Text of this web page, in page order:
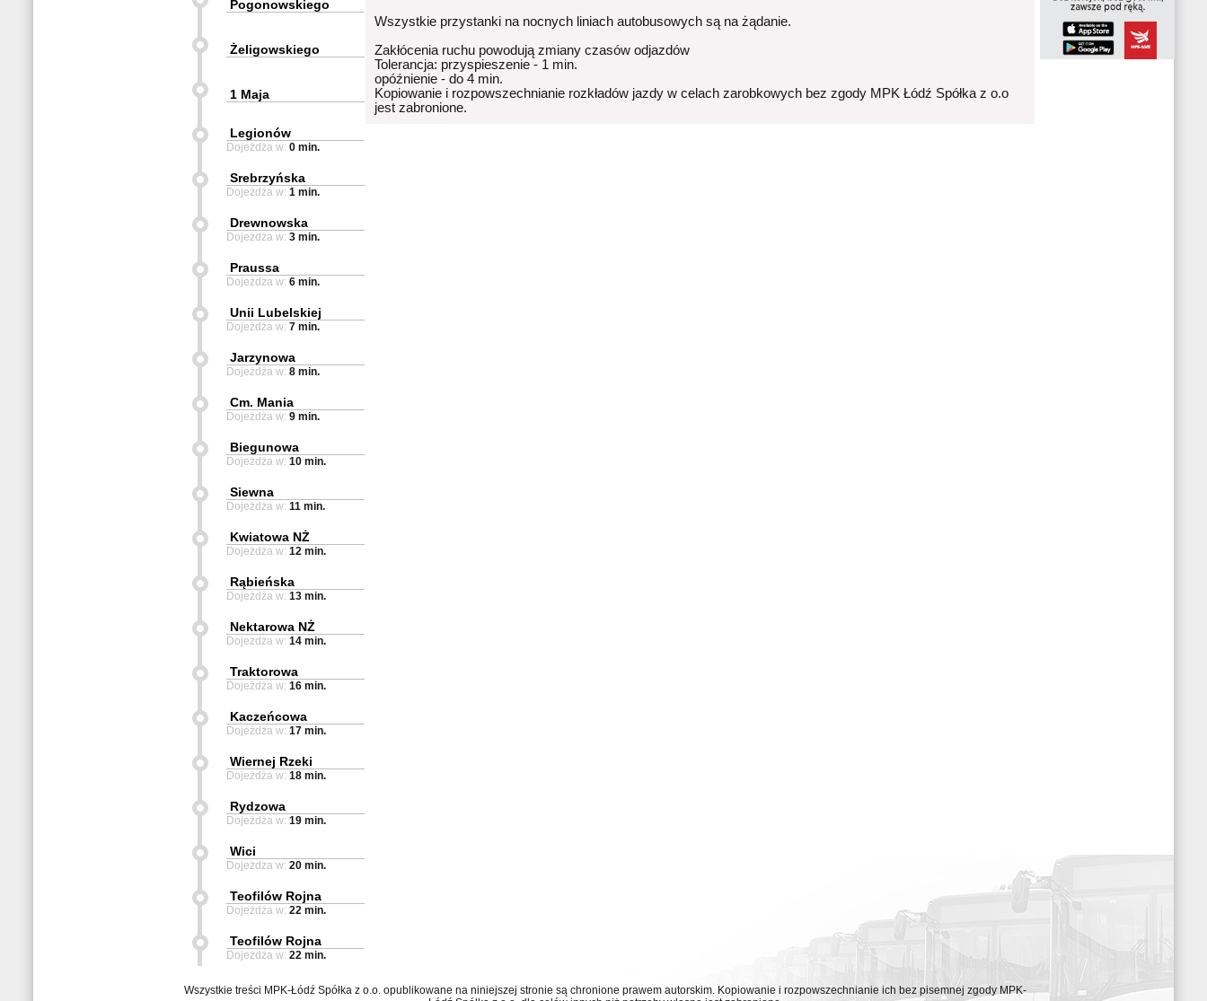
Wszystkie przystanki na nocnych liniach autobusowych są na żądanie.
Zakłócenia ruchu powodują zmiany czasów odjazdów
Tolerancja: przyspieszenie - 1 min.
opóźnienie - do 4 min.
Kopiowanie i rozpowszechnianie rozkładów jazdy w celach zarobkowych bez zgody MPK Łódź Spółka z o.o
jest zabronione.
Pogonowskiego
Żeligowskiego
1 Maja
Legionów
Dojeżdża w: 0 min.
Srebrzyńska
Dojeżdża w: 1 min.
Drewnowska
Dojeżdża w: 3 min.
Praussa
Dojeżdża w: 6 min.
Unii Lubelskiej
Dojeżdża w: 7 min.
Jarzynowa
Dojeżdża w: 8 min.
Cm. Mania
Dojeżdża w: 9 min.
Biegunowa
Dojeżdża w: 10 min.
Siewna
Dojeżdża w: 11 min.
Kwiatowa NŻ
Dojeżdża w: 12 min.
Rąbieńska
Dojeżdża w: 13 min.
Nektarowa NŻ
Dojeżdża w: 14 min.
Traktorowa
Dojeżdża w: 16 min.
Kaczeńcowa
Dojeżdża w: 17 min.
Wiernej Rzeki
Dojeżdża w: 18 min.
Rydzowa
Dojeżdża w: 19 min.
Wici
Dojeżdża w: 20 min.
Teofilów Rojna
Dojeżdża w: 22 min.
Teofilów Rojna
Dojeżdża w: 22 min.
Wszystkie treści MPK-Łódź Spółka z o.o. opublikowane na niniejszej stronie są chronione prawem autorskim. Kopiowanie i rozpowszechnianie ich bez pisemnej zgody MPK-